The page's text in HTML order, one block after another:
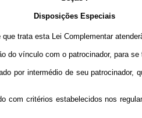
Disposições Especiais
trata esta Lei Complementar
vínculo com o patrocinador, para
por intermédio de seu
com critérios estabelecidos nos